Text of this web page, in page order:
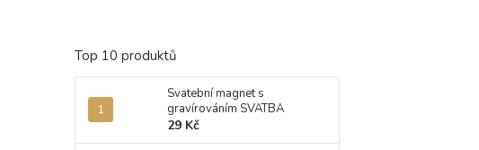
Top 10 produktů
Svatební magnet s
gravírováním SVATBA
29 Kč